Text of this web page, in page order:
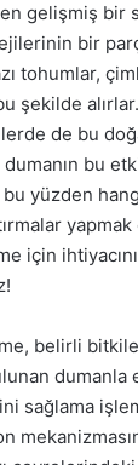
gelişmiş bir
bir
tohumlar,
şekilde
de bu
dumanın bu
yüzden
yapmak
için
belirli
sağlama